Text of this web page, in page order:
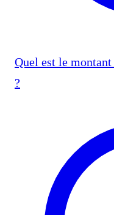
Quel est le
?